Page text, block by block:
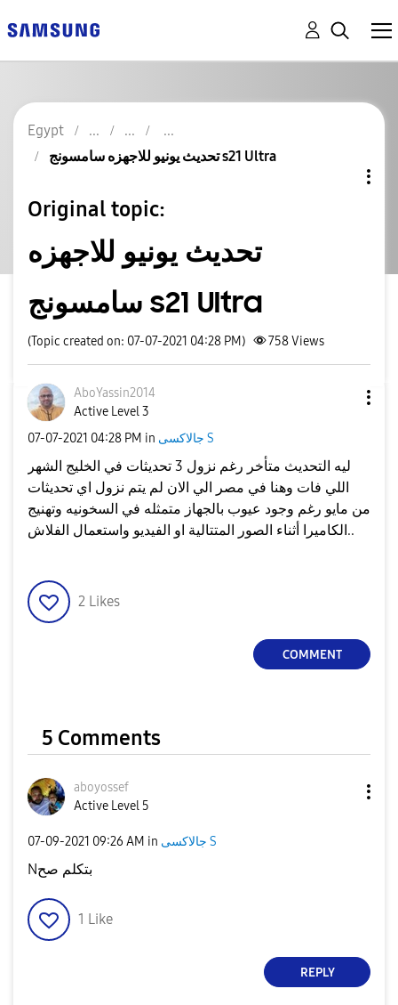
Egypt
تحديث يونيو للاجهزه سامسونج s21 Ultra
Original topic:
تحديث يونيو للاجهزه
سامسونج s21 Ultra
(Topic created on: 07-07-2021 04:28 PM) 758Views
AboYassin2014
Active Level 3
‎07-07-2021 04:28 PM in جالاكسى S
ليه التحديث متأخر رغم نزول 3 تحديثات في الخليج الشهر
اللي فات وهنا في مصر الي الان لم يتم نزول اي تحديثات
من مايو رغم وجود عيوب بالجهاز متمثله في السخونيه وتهنيج
الكاميرا أثناء الصور المتتالية او الفيديو واستعمال الفلاش..
2 Likes
COMMENT
5 Comments
aboyossef
Active Level 5
‎07-09-2021 09:26 AM in جالاكسى S
Nبتكلم صح
1 Like
REPLY